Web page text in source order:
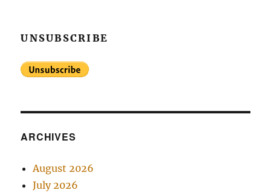
UNSUBSCRIBE
ARCHIVES
August 2026
July 2026